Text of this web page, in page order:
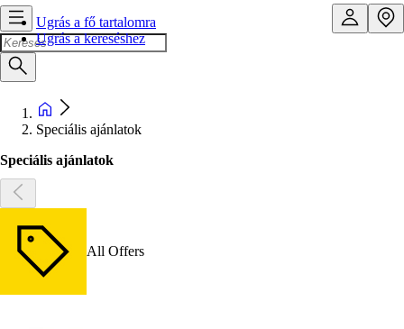
Ugrás a fő tartalomra
Ugrás a kereséshez
Speciális ajánlatok
Speciális ajánlatok
All Offers